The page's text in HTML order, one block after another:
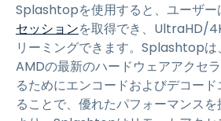
Splashtopを使用すると、ユーザー
セッションを取得でき、UltraHD/
リーミングできます。Splashtopは
AMDの最新のハードウェアアクセ
るためにエンコードおよびデコー
ることで、優れたパフォーマンス